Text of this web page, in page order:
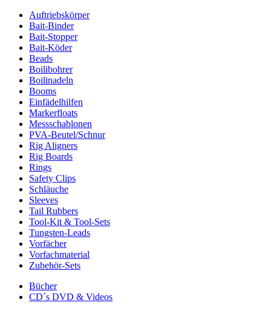
Auftriebskörper
Bait-Binder
Bait-Stopper
Bait-Köder
Beads
Boilibohrer
Boilinadeln
Booms
Einfädelhilfen
Markerfloats
Messschablonen
PVA-Beutel/Schnur
Rig Aligners
Rig Boards
Rings
Safety Clips
Schläuche
Sleeves
Tail Rubbers
Tool-Kit & Tool-Sets
Tungsten-Leads
Vorfächer
Vorfachmaterial
Zubehör-Sets
Bücher
CD´s DVD & Videos